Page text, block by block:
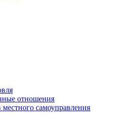
отношения
местного самоуправления